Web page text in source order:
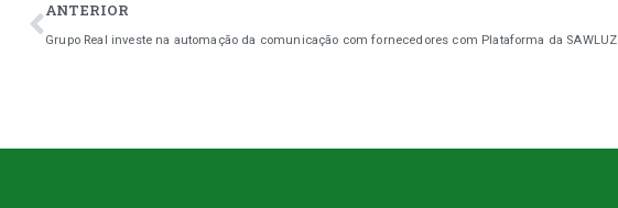
ANTERIOR
Grupo Real investe na automação da comunicação com fornecedores com Plataforma da SAWLUZ